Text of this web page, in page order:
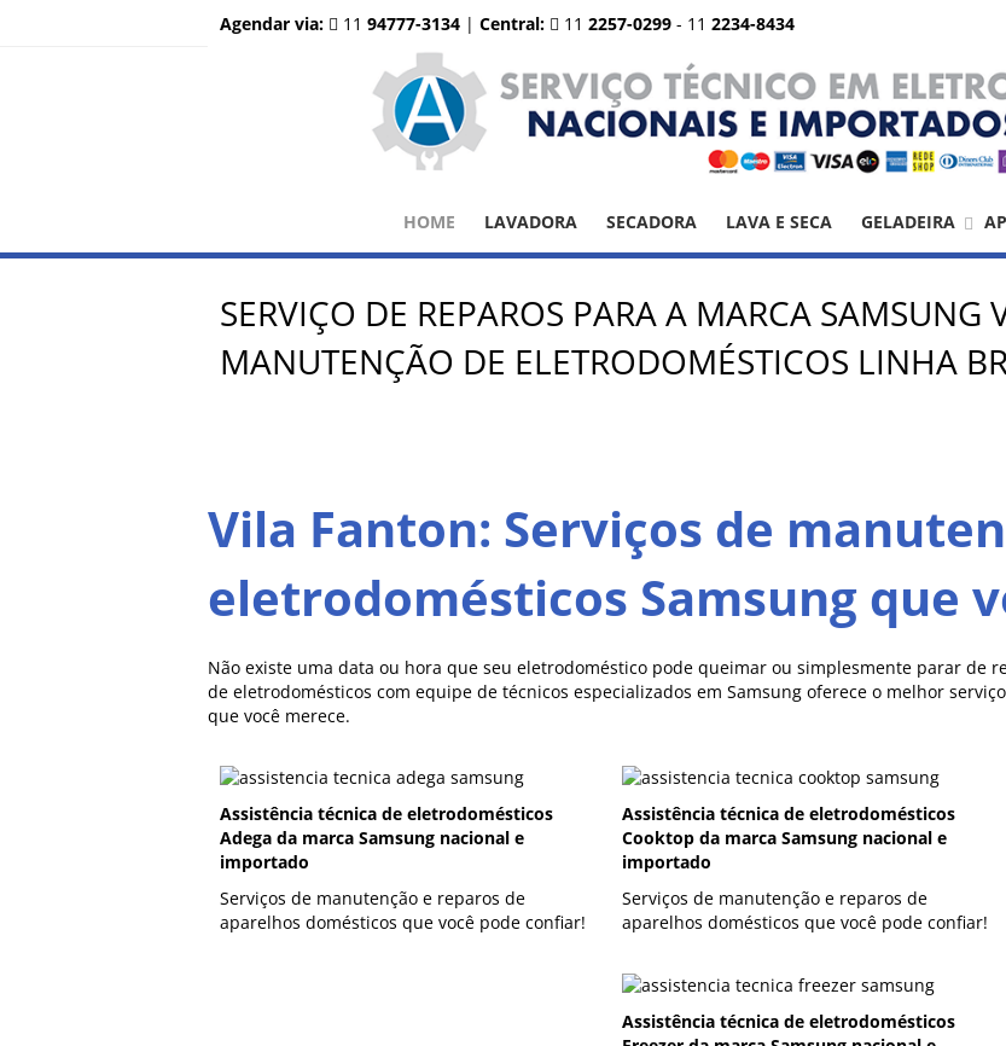
Agendar via: 11 94777-3134 | Central: 11 2257-0299 - 11 2234-8434
HOME LAVADORA SECADORA LAVA E SECA GELADEIRA
SERVIÇO DE REPAROS PARA A MARCA SAMSUNG
MANUTENÇÃO DE ELETRODOMÉSTICOS LINHA
Vila Fanton: Serviços de
eletrodomésticos Samsung que
Não existe uma data ou hora que seu eletrodoméstico pode queimar ou simplesmente parar de
de eletrodomésticos com equipe de técnicos especializados em Samsung oferece o melhor
que você merece.
Assistência técnica de eletrodomésticos
Adega da marca Samsung nacional e
importado
Serviços de manutenção e reparos de
aparelhos domésticos que você pode confiar!
Assistência técnica de eletrodomésticos
Cooktop da marca Samsung nacional e
importado
Serviços de manutenção e reparos de
aparelhos domésticos que você pode confiar!
Assistência técnica de eletrodomésticos